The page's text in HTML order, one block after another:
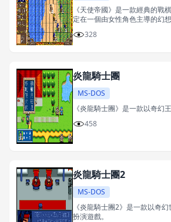
最近玩過
《天使帝國》是一款經典的戰
定在一個由女性角色主導的幻想
328
炎龍騎士團
MS-DOS
《炎龍騎士團》是一款以奇幻
458
炎龍騎士團2
MS-DOS
《炎龍騎士團2》是一款以奇
扮演遊戲。